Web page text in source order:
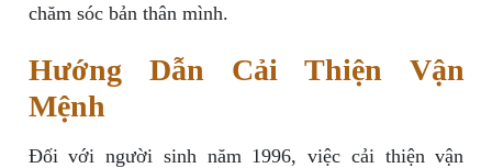
chăm sóc bản thân mình.
Hướng Dẫn Cải Thiện Vận
Mệnh
Đối với người sinh năm 1996, việc cải thiện vận